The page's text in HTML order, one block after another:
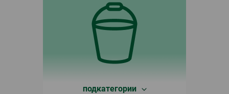
подкатегории